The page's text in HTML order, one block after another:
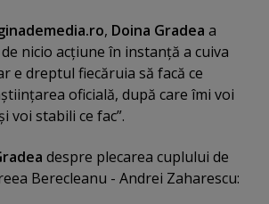
, Doina Gradea a
nicio acţiune în instanţă a cuiva
e dreptul fiecăruia să facă ce
oficială, după care îmi voi
voi stabili ce fac”.
despre plecarea cuplului de
Berecleanu - Andrei Zaharescu: